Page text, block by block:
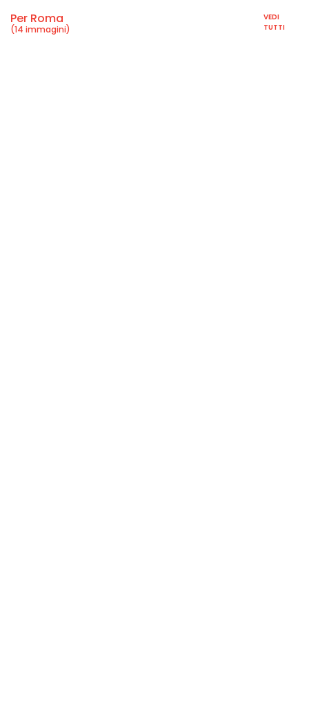
Per Roma
(14 immagini)
VEDI
TUTTI